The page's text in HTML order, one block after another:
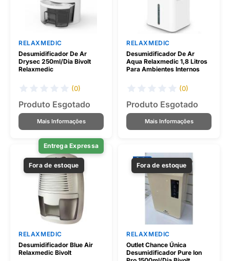
RELAXMEDIC
Desumidificador De Ar
Drysec 250ml/Dia Bivolt
Relaxmedic
(0)
Produto Esgotado
Mais Informações
RELAXMEDIC
Desumidificador De Ar
Aqua Relaxmedic 1,8 Litros
Para Ambientes Internos
(0)
Produto Esgotado
Mais Informações
Entrega Expressa
Fora de estoque
RELAXMEDIC
Desumidificador Blue Air
Relaxmedic Bivolt
Fora de estoque
RELAXMEDIC
Outlet Chance Única
Desumidificador Pure Ion